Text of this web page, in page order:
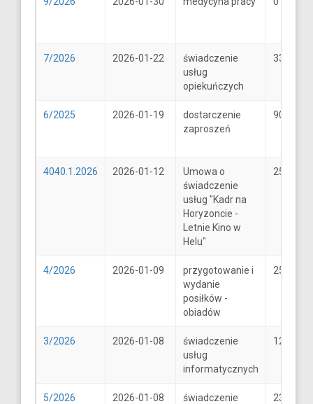
7/2026 2026-01-22
świadczenie
usług
opiekuńczych
33
6/2025 2026-01-19
dostarczenie
zaproszeń
900
4040.1.2026 2026-01-12
Umowa o
świadczenie
usług "Kadr na
Horyzoncie -
Letnie Kino w
Helu"
25600
4/2026 2026-01-09
przygotowanie i
wydanie
posiłków -
obiadów
25
3/2026 2026-01-08
świadczenie
usług
informatycznych
1250
5/2026 2026-01-08
świadczenie
2300